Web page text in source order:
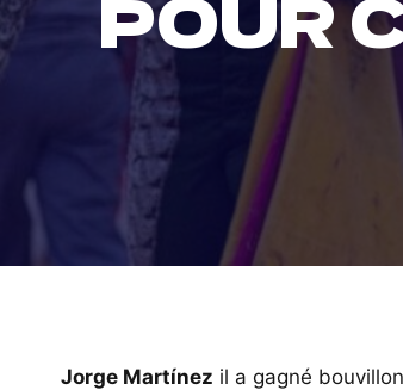
Jorge Martínez il a gagné